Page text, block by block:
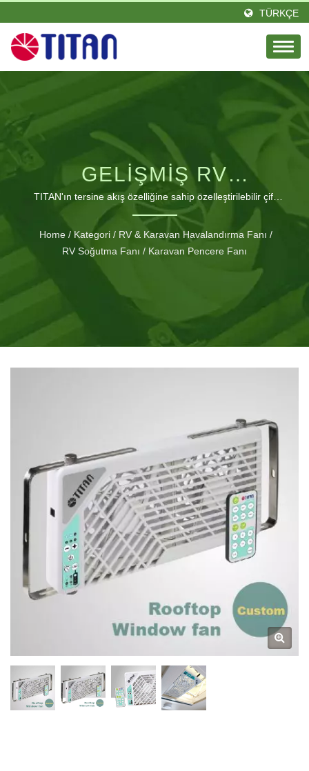
TÜRKÇE
GELIŞMIŞ RV
HAVALANDIRMA
TEKNOLOJISI
TITAN'ın tersine akış özelliğine sahip özelleştirilebilir çift
tavan penceresi fanı ile RV havalandırma sorunlarını çözün
ve kolay kurulum sağlayın.
Home / Kategori / RV & Karavan Havalandırma Fanı /
RV Soğutma Fanı / Karavan Pencere Fanı